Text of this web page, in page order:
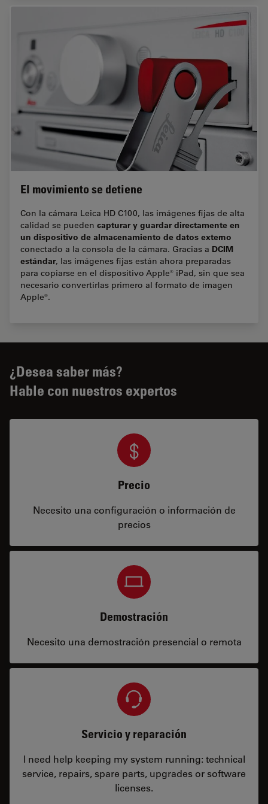
El movimiento se detiene
Con la cámara Leica HD C100, las imágenes fijas de alta
calidad se pueden capturar y guardar directamente en
un dispositivo de almacenamiento de datos externo
conectado a la consola de la cámara. Gracias a DCIM
estándar, las imágenes fijas están ahora preparadas
para copiarse en el dispositivo Apple® iPad, sin que sea
necesario convertirlas primero al formato de imagen
Apple®.
¿Desea saber más?
Hable con nuestros expertos
Precio
Necesito una configuración o información de
precios
Demostración
Necesito una demostración presencial o remota
Servicio y reparación
I need help keeping my system running: technical
service, repairs, spare parts, upgrades or software
licenses.